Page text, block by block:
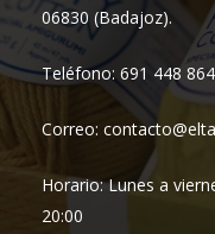
06830 (Badajoz).
Teléfono: 691 448 864
Correo:
Horario: Lunes a
20:00